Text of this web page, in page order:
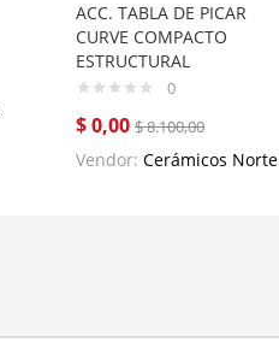
ACC. TABLA DE PICAR
CURVE COMPACTO
ESTRUCTURAL
0
$0,00 $8.100,00
Vendor: Cerámicos Norte